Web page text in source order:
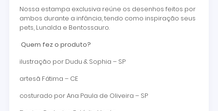
Nossa estampa exclusiva reúne os desenhos feitos por
ambos durante a infância, tendo como inspiração seus
pets, Lunalda e Bentossauro.
Quem fez o produto?
ilustração por Dudu & Sophia – SP
artesã Fátima – CE
costurado por Ana Paula de Oliveira – SP